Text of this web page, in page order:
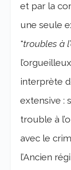
et par la
une seule
"troubles à
interprète
extensive :
trouble à
avec le
l’Ancien